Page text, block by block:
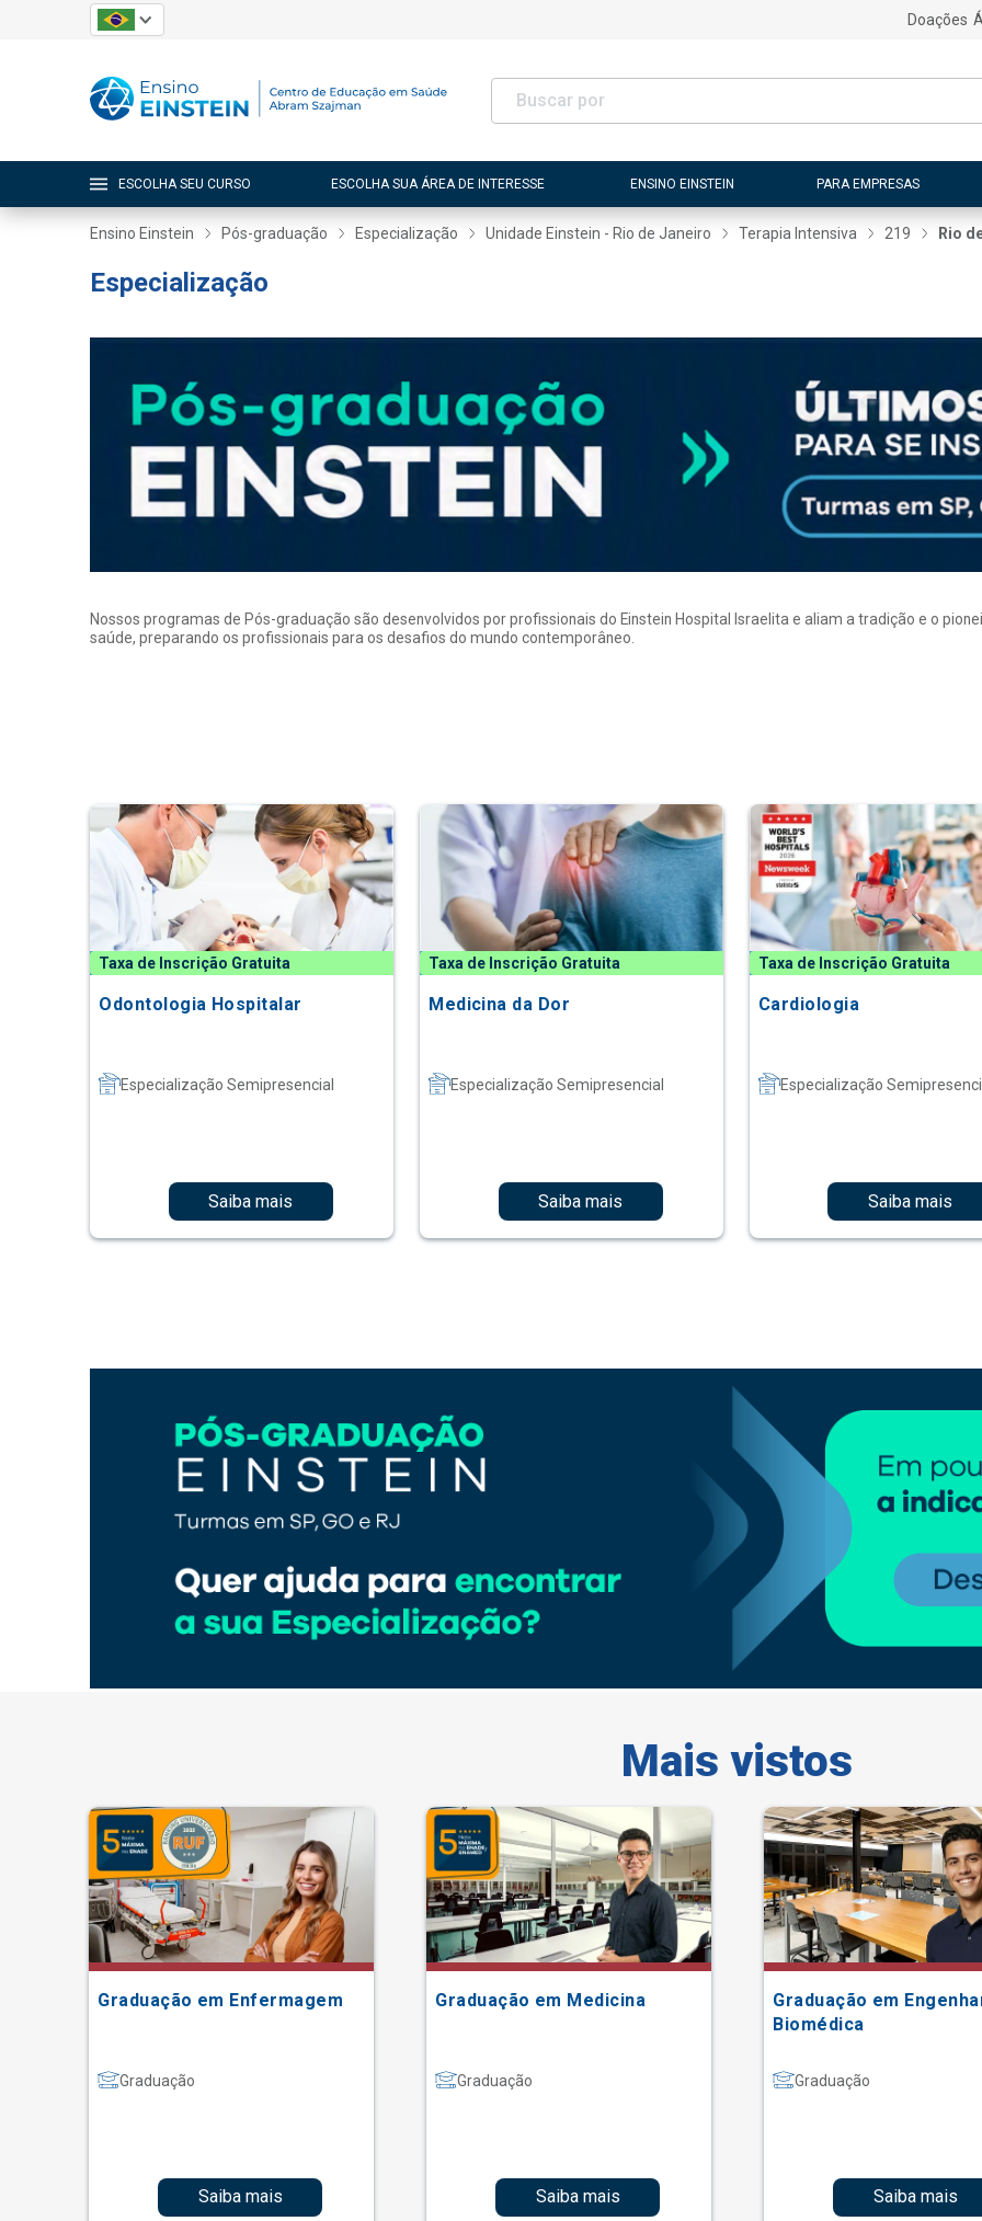
Doações
ESCOLHA SEU CURSO ESCOLHA SUA ÁREA DE INTERESSE ENSINO EINSTEIN PARA EMPRESAS
Ensino Einstein Pós-graduação Especialização Unidade Einstein - Rio de Janeiro Terapia Intensiva 219 Rio
Especialização
Nossos programas de Pós-graduação são desenvolvidos por profissionais do Einstein Hospital Israelita e aliam a tradição e o
saúde, preparando os profissionais para os desafios do mundo contemporâneo.
Taxa de Inscrição Gratuita
Odontologia Hospitalar
Especialização Semipresencial
Saiba mais
Taxa de Inscrição Gratuita
Medicina da Dor
Especialização Semipresencial
Saiba mais
Taxa de Inscrição Gratuita
Cardiologia
Especialização
Saiba mais
Mais vistos
Graduação em Enfermagem
Graduação
Saiba mais
Graduação em Medicina
Graduação
Saiba mais
Graduação em
Biomédica
Graduação
Saiba mais